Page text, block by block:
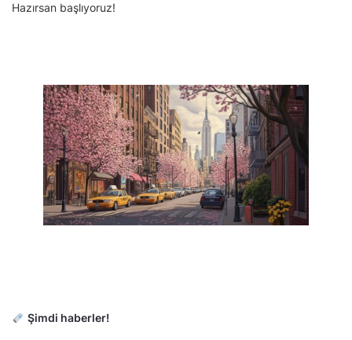
Hazırsan başlıyoruz!
Şimdi haberler!